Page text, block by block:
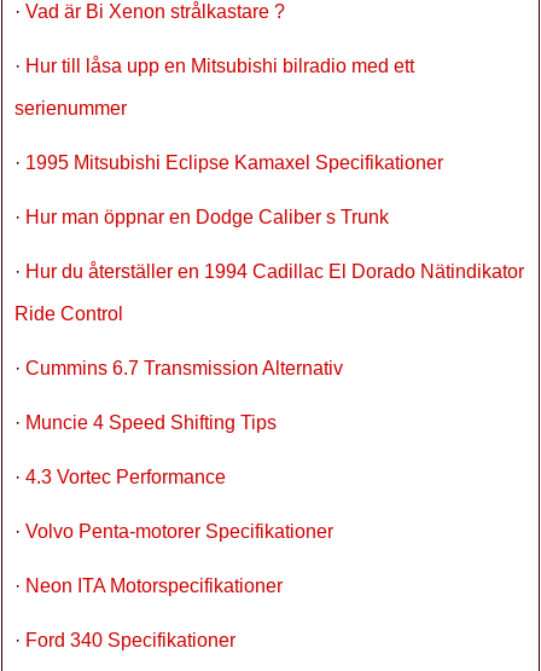
· Vad är Bi Xenon strålkastare ?
· Hur till låsa upp en Mitsubishi bilradio med ett
serienummer
· 1995 Mitsubishi Eclipse Kamaxel Specifikationer
· Hur man öppnar en Dodge Caliber s Trunk
· Hur du återställer en 1994 Cadillac El Dorado Nätindikator
Ride Control
· Cummins 6.7 Transmission Alternativ
· Muncie 4 Speed ​​Shifting Tips
· 4.3 Vortec Performance
· Volvo Penta-motorer Specifikationer
· Neon ITA Motorspecifikationer
· Ford 340 Specifikationer